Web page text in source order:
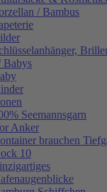
/ Bambus
Babys
Seemannsgarn
Anker
brauchen
10